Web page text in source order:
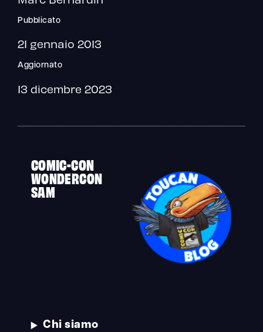
Pubblicato
21 gennaio 2013
Aggiornato
13 dicembre 2023
COMIC-CON
WONDERCON
SAM
Chi siamo